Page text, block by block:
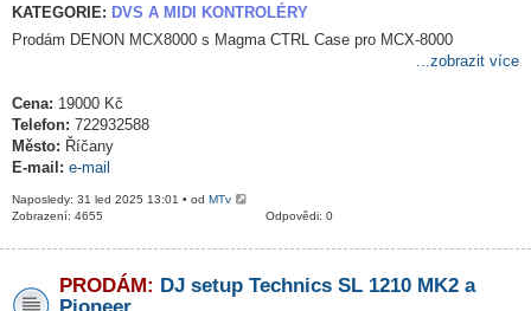
KATEGORIE: DVS A MIDI KONTROLÉRY
Prodám DENON MCX8000 s Magma CTRL Case pro MCX-8000
...zobrazit více
Cena: 19000 Kč
Telefon: 722932588
Město: Říčany
E-mail: e-mail
Naposledy: 31 led 2025 13:01 • od MTv
Odpovědi: 0
Zobrazení: 4655
PRODÁM: DJ setup Technics SL 1210 MK2 a